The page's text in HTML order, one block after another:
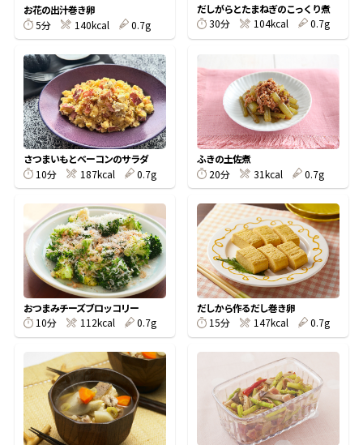
『踊り節』
鰹節屋の
だしパック
だし粉
商品情報一覧
お花の出汁巻き卵
5分
140kcal 0.7g
だしがらとたまねぎのこっくり煮
30分
104kcal 0.7g
さつまいもとベーコンのサラダ
10分
187kcal 0.7g
ふきの土佐煮
20分
31kcal 0.7g
おつまみチーズブロッコリー
10分
112kcal 0.7g
だしから作るだし巻き卵
15分
147kcal 0.7g